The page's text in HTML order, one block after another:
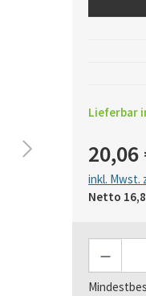
Lieferbar
20,06
inkl. Mwst.
Netto